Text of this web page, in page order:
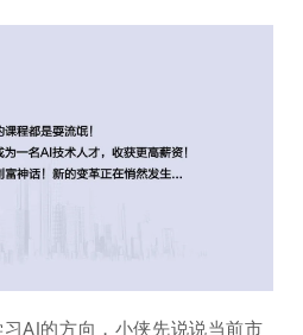
AI的方向，小侠先说说当前市